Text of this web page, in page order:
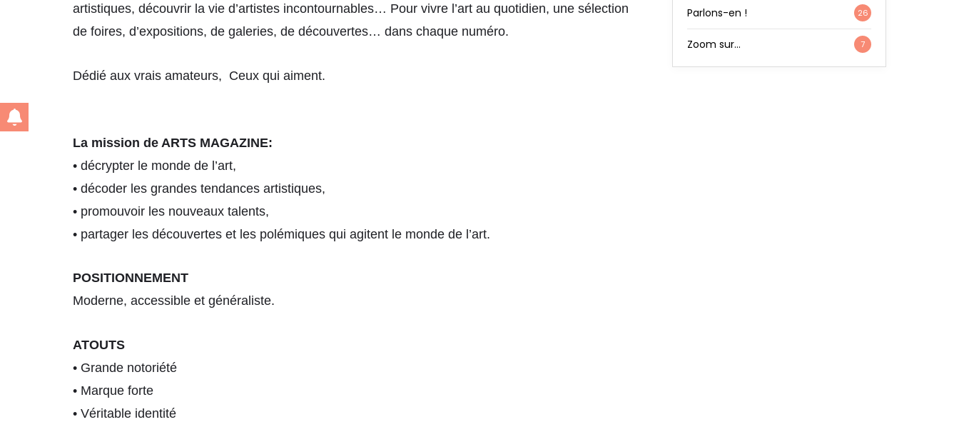
artistiques, découvrir la vie d’artistes incontournables… Pour vivre l’art au quotidien, une sélection
de foires, d’expositions, de galeries, de découvertes… dans chaque numéro.
Dédié aux vrais amateurs, Ceux qui aiment.
La mission de ARTS MAGAZINE:
• décrypter le monde de l’art,
• décoder les grandes tendances artistiques,
• promouvoir les nouveaux talents,
• partager les découvertes et les polémiques qui agitent le monde de l’art.
POSITIONNEMENT
Moderne, accessible et généraliste.
ATOUTS
• Grande notoriété
• Marque forte
• Véritable identité
Parlons-en ! 26
Zoom sur… 7